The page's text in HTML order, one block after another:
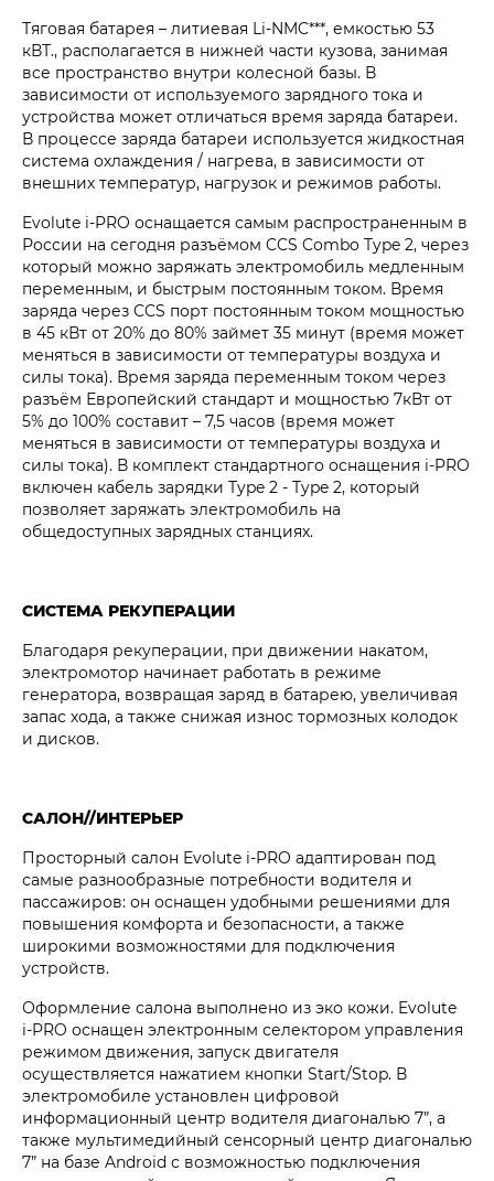
Тяговая батарея – литиевая Li-NMC***, емкостью 53
кВТ., располагается в нижней части кузова, занимая
все пространство внутри колесной базы. В
зависимости от используемого зарядного тока и
устройства может отличаться время заряда батареи.
В процессе заряда батареи используется жидкостная
система охлаждения / нагрева, в зависимости от
внешних температур, нагрузок и режимов работы.
Evolute i‑PRO оснащается самым распространенным в
России на сегодня разъёмом CCS Combo Type 2, через
который можно заряжать электромобиль медленным
переменным, и быстрым постоянным током. Время
заряда через CCS порт постоянным током мощностью
в 45 кВт от 20% до 80% займет 35 минут (время может
меняться в зависимости от температуры воздуха и
силы тока). Время заряда переменным током через
разъём Европейский стандарт и мощностью 7кВт от
5% до 100% составит – 7,5 часов (время может
меняться в зависимости от температуры воздуха и
силы тока). В комплект стандартного оснащения i‑PRO
включен кабель зарядки Type 2 - Type 2, который
позволяет заряжать электромобиль на
общедоступных зарядных станциях.
СИСТЕМА РЕКУПЕРАЦИИ
Благодаря рекуперации, при движении накатом,
электромотор начинает работать в режиме
генератора, возвращая заряд в батарею, увеличивая
запас хода, а также снижая износ тормозных колодок
и дисков.
САЛОН//ИНТЕРЬЕР
Просторный салон Evolute i‑PRO адаптирован под
самые разнообразные потребности водителя и
пассажиров: он оснащен удобными решениями для
повышения комфорта и безопасности, а также
широкими возможностями для подключения
устройств.
Оформление салона выполнено из эко кожи. Evolute
i‑PRO оснащен электронным селектором управления
режимом движения, запуск двигателя
осуществляется нажатием кнопки Start/Stop. В
электромобиле установлен цифровой
информационный центр водителя диагональю 7”, а
также мультимедийный сенсорный центр диагональю
7” на базе Android с возможностью подключения